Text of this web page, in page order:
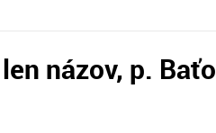
názov, p.